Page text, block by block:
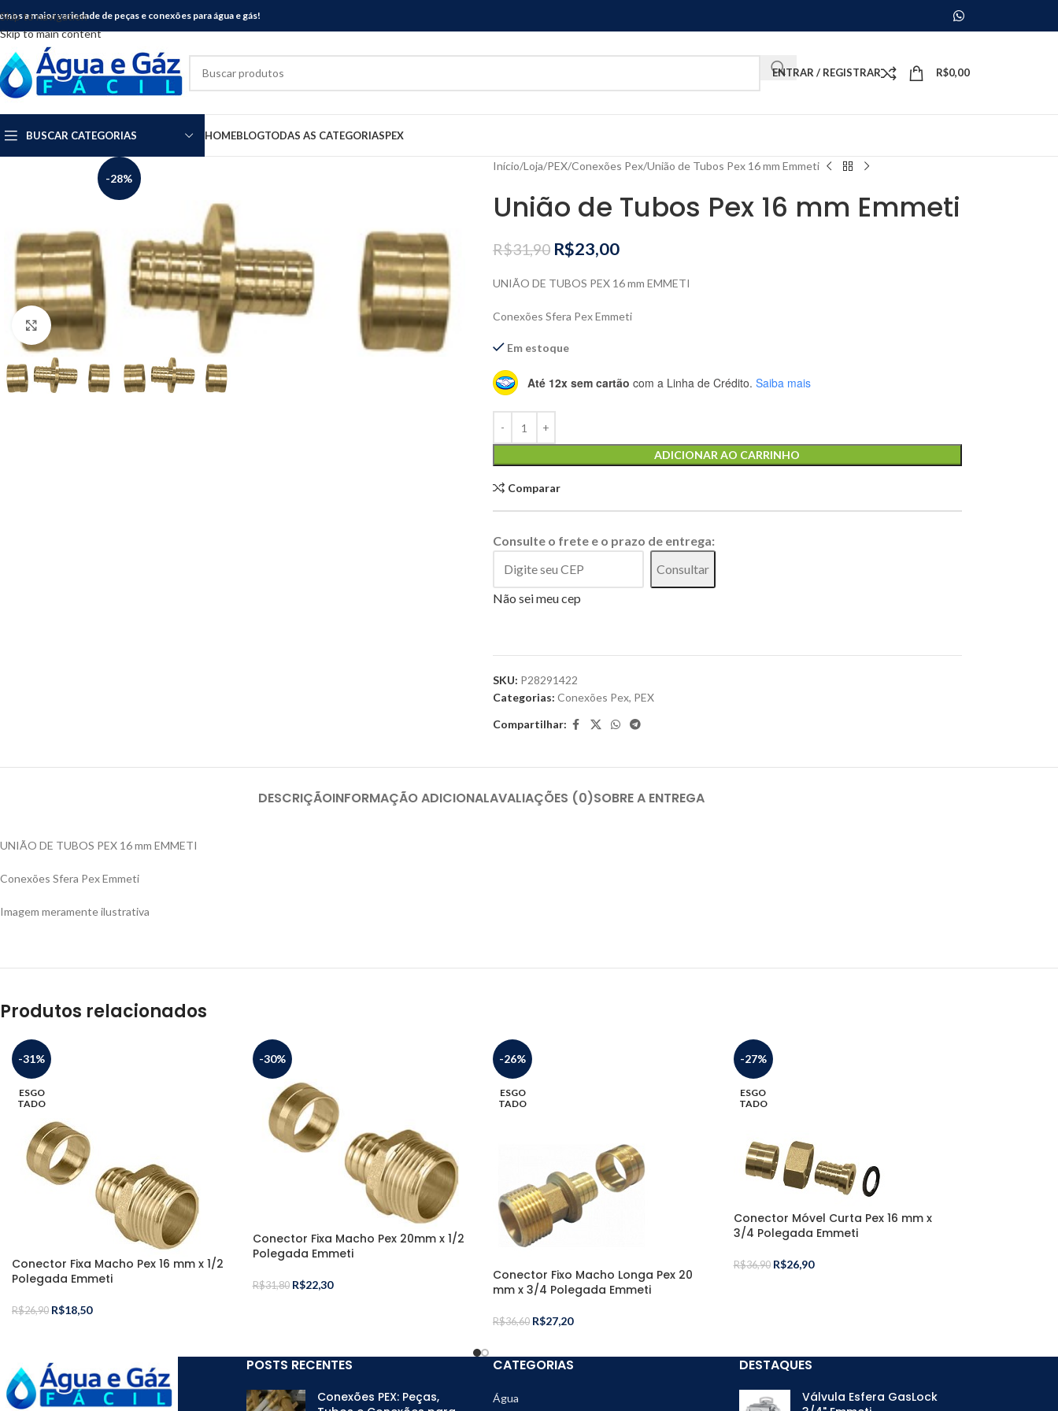
Skip to navigation
Skip to main content
a maior variedade de peças e conexões para água e gás!
ENTRAR / REGISTRAR R$0,00
BUSCAR CATEGORIAS HOMEBLOGTODAS AS CATEGORIASPEX
-28%
Clique para ampliar
Início Loja PEX Conexões Pex União de Tubos Pex 16 mm Emmeti
União de Tubos Pex 16 mm Emmeti
R$31,90 R$23,00
UNIÃO DE TUBOS PEX 16 mm EMMETI
Conexões Sfera Pex Emmeti
Em estoque
Até 12x sem cartão com a Linha de Crédito. Saiba mais
ADICIONAR AO CARRINHO
Comparar
Consulte o frete e o prazo de entrega:
Consultar
Não sei meu cep
SKU: P28291422
Categorias: Conexões Pex, PEX
Compartilhar:
DESCRIÇÃOINFORMAÇÃO ADICIONALAVALIAÇÕES (0)SOBRE A ENTREGA
UNIÃO DE TUBOS PEX 16 mm EMMETI
Conexões Sfera Pex Emmeti
Imagem meramente ilustrativa
Produtos relacionados
-31%
ESGO
TADO
Conector Fixa Macho Pex 16 mm x 1/2
Polegada Emmeti
R$26,90 R$18,50
-30%
Conector Fixa Macho Pex 20mm x 1/2
Polegada Emmeti
R$31,80 R$22,30
-26%
ESGO
TADO
Conector Fixo Macho Longa Pex 20
mm x 3/4 Polegada Emmeti
R$36,60 R$27,20
-27%
ESGO
TADO
Conector Móvel Curta Pex 16 mm x
3/4 Polegada Emmeti
R$36,90 R$26,90
POSTS RECENTES
Conexões PEX: Peças,
CATEGORIAS
Água
DESTAQUES
Válvula Esfera GasLock